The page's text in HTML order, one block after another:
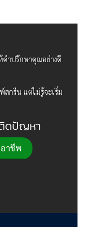
คำปรึกษาคุณอย่างดี
สกรีน แต่ไม่รู้จะเริ่ม
ดปัญหา
าชีพ